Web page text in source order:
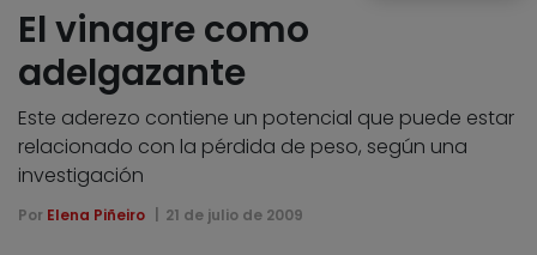
El vinagre como
adelgazante
Este aderezo contiene un potencial que puede estar
relacionado con la pérdida de peso, según una
investigación
Por Elena Piñeiro 21 de julio de 2009